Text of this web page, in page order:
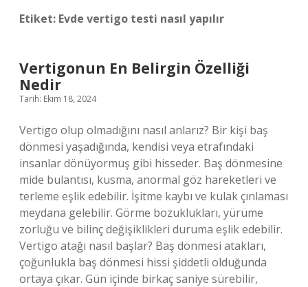
Etiket: Evde vertigo testi nasıl yapılır
Vertigonun En Belirgin Özelliği
Nedir
Tarih: Ekim 18, 2024
Vertigo olup olmadığını nasıl anlarız? Bir kişi baş
dönmesi yaşadığında, kendisi veya etrafındaki
insanlar dönüyormuş gibi hisseder. Baş dönmesine
mide bulantısı, kusma, anormal göz hareketleri ve
terleme eşlik edebilir. İşitme kaybı ve kulak çınlaması
meydana gelebilir. Görme bozuklukları, yürüme
zorluğu ve bilinç değişiklikleri duruma eşlik edebilir.
Vertigo atağı nasıl başlar? Baş dönmesi atakları,
çoğunlukla baş dönmesi hissi şiddetli olduğunda
ortaya çıkar. Gün içinde birkaç saniye sürebilir,